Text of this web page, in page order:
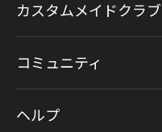
カスタムメイドクラブ
コミュニティ
ヘルプ